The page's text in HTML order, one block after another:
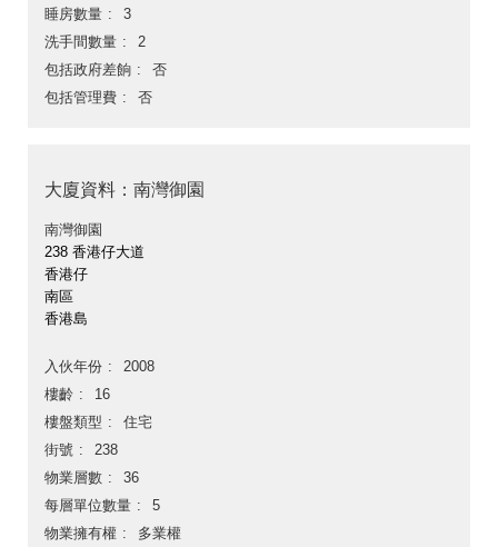
睡房數量
3
洗手間數量
2
包括政府差餉
否
包括管理費
否
大廈資料：南灣御園
南灣御園
238 香港仔大道
香港仔
南區
香港島
入伙年份
2008
樓齡
16
樓盤類型
住宅
街號
238
物業層數
36
每層單位數量
5
物業擁有權
多業權